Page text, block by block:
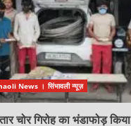
News । सिंभावली न्यूज़
चोर गिरोह का भंडाफोड़ किया